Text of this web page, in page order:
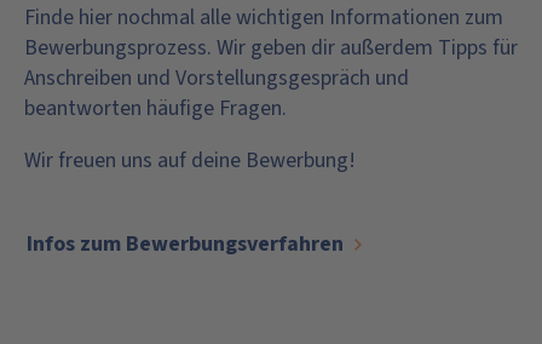
Finde hier nochmal alle wichtigen Informationen zum
Bewerbungsprozess. Wir geben dir außerdem Tipps für
Anschreiben und Vorstellungsgespräch und
beantworten häufige Fragen.
Wir freuen uns auf deine Bewerbung!
Infos zum Bewerbungsverfahren